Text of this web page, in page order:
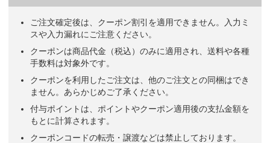
ご注文確定後は、クーポン割引を適用できません。入力ミ
スや入力漏れにご注意ください。
クーポンは商品代金（税込）のみに適用され、送料や各種
手数料は対象外です。
クーポンを利用したご注文は、他のご注文との同梱はでき
ません。あらかじめご了承ください。
付与ポイントは、ポイントやクーポン適用後の支払金額を
もとに計算されます。
クーポンコードの転売・譲渡などは禁止しております。